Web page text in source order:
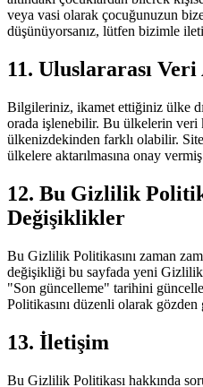
veya vasi olarak çocuğunuzun
düşünüyorsanız, lütfen bizimle
11. Uluslararası
Bilgileriniz, ikamet ettiğiniz ülke
orada işlenebilir. Bu ülkelerin veri
ülkenizdekinden farklı olabilir.
ülkelere aktarılmasına onay
12. Bu Gizlilik
Değişiklikler
Bu Gizlilik Politikasını zaman
değişikliği bu sayfada yeni Gizlilik
"Son güncelleme" tarihini
Politikasını düzenli olarak
13. İletişim
Bu Gizlilik Politikası hakkında